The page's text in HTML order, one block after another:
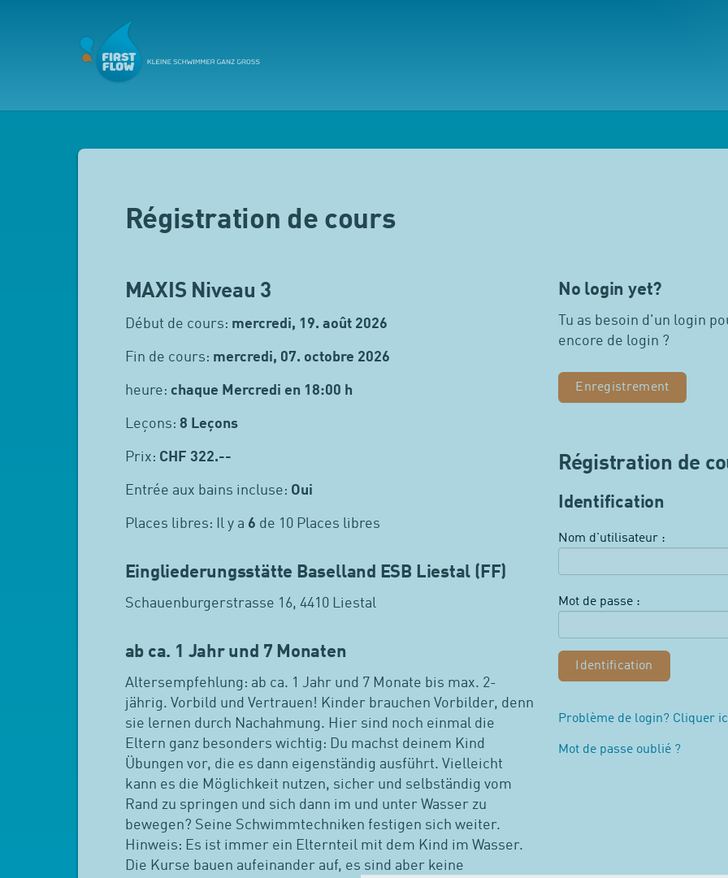
Régistration de cours
MAXIS Niveau 3
Début de cours: mercredi, 19. août 2026
Fin de cours: mercredi, 07. octobre 2026
heure: chaque Mercredi en 18:00 h
Leçons: 8 Leçons
Prix: CHF 322.--
Entrée aux bains incluse: Oui
Places libres: Il y a 6 de 10 Places libres
Eingliederungsstätte Baselland ESB Liestal (FF)
Schauenburgerstrasse 16, 4410 Liestal
ab ca. 1 Jahr und 7 Monaten
Altersempfehlung: ab ca. 1 Jahr und 7 Monate bis max. 2-
jährig. Vorbild und Vertrauen! Kinder brauchen Vorbilder, denn
sie lernen durch Nachahmung. Hier sind noch einmal die
Eltern ganz besonders wichtig: Du machst deinem Kind
Übungen vor, die es dann eigenständig ausführt. Vielleicht
kann es die Möglichkeit nutzen, sicher und selbständig vom
Rand zu springen und sich dann im und unter Wasser zu
bewegen? Seine Schwimmtechniken festigen sich weiter.
Hinweis: Es ist immer ein Elternteil mit dem Kind im Wasser.
Die Kurse bauen aufeinander auf, es sind aber keine
No login yet?
Tu as besoin d'un login
encore de login ?
Enregistrement
Régistration de
Identification
Nom d'utilisateur :
Mot de passe :
Problème de login? Cliquer
Mot de passe oublié ?